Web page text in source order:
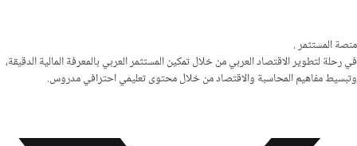
منصة المستثمر.
في رحلة لتطوير الاقتصاد العربي من خلال تمكين المستثمر العربي بالمعرفة المالية الدقيقة،
وتبسيط مفاهيم المحاسبة والاقتصاد من خلال محتوى تعليمي احترافي مدروس.